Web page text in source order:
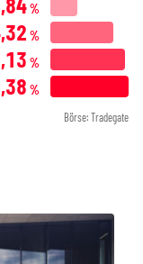
%
%
%
%
Börse: Tradegate